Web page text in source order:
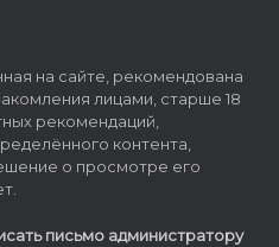
на сайте, рекомендована
лицами, старше 18
рекомендаций,
контента,
о просмотре его
письмо администратору